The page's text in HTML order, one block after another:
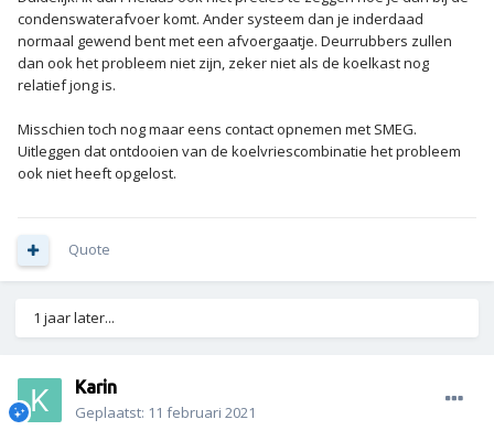
condenswaterafvoer komt. Ander systeem dan je inderdaad
normaal gewend bent met een afvoergaatje. Deurrubbers zullen
dan ook het probleem niet zijn, zeker niet als de koelkast nog
relatief jong is.
Misschien toch nog maar eens contact opnemen met SMEG.
Uitleggen dat ontdooien van de koelvriescombinatie het probleem
ook niet heeft opgelost.
Quote
1 jaar later...
Karin
Geplaatst: 11 februari 2021